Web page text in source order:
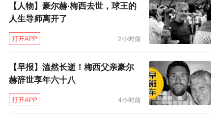
从YONEX青少年中成长起来的网坛新秀邓沛恩登
台分享，从一名青少年选手向职业网坛迈进，如
今已步入大学殿堂，两条轨道并行前行。她在台
上谈到身份转换中的挑战与成长，语气平实。邓
沛恩的成长轨迹，正是YONEX在青少年网球领域
长期深耕的缩影。
【人物】豪尔赫·梅西去世，球王的
人生导师离开了
2小时前
【早报】溘然长逝！梅西父亲豪尔
赫辞世享年六十八
4小时前